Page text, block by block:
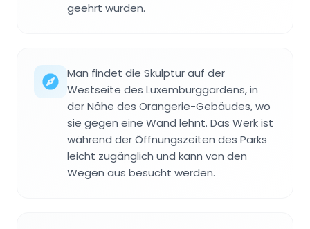
geehrt wurden.
Man findet die Skulptur auf der
Westseite des Luxemburggardens, in
der Nähe des Orangerie-Gebäudes, wo
sie gegen eine Wand lehnt. Das Werk ist
während der Öffnungszeiten des Parks
leicht zugänglich und kann von den
Wegen aus besucht werden.